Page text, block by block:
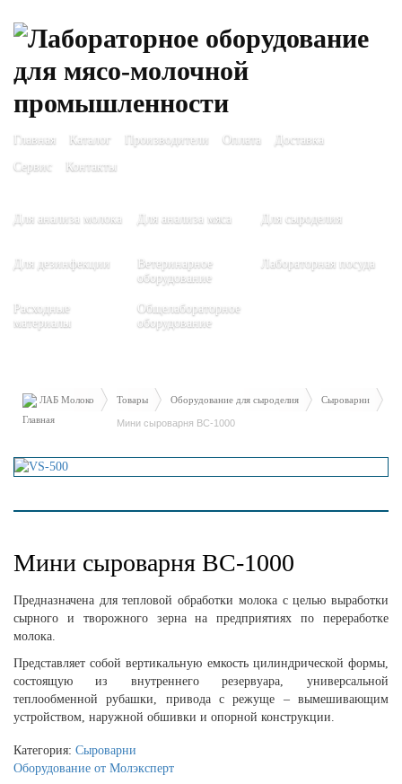
Главная Каталог Производители Оплата
Доставка
Сервис
Контакты
Для анализа молока Для анализа мяса Для сыроделия
Для дезинфекции
Ветеринарное
оборудование
Лабораторная посуда
Расходные
материалы
Общелабораторное
оборудование
ЛАБ Молоко Товары Оборудование для сыроделия Сыроварни
Мини сыроварня ВС-1000
Мини сыроварня ВС-1000
Предназначена для тепловой обработки молока с целью выработки
сырного и творожного зерна на предприятиях по переработке
молока.
Представляет собой вертикальную емкость цилиндрической формы,
состоящую из внутреннего резервуара, универсальной
теплообменной рубашки, привода с режуще – вымешивающим
устройством, наружной обшивки и опорной конструкции.
Категория: Сыроварни
Оборудование от Молэксперт